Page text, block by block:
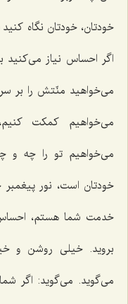
خودتان، خودتان نگاه
اگر احساس نیاز می‌كنید
می‌خواهید منّتش را بر
می‌خواهیم كمكت
می‌خواهیم تو را چه و
خودتان است، نور
خدمت شما هستم، احساس
بروید. خیلی روشن و
می‌گوید. می‌گوید: اگر